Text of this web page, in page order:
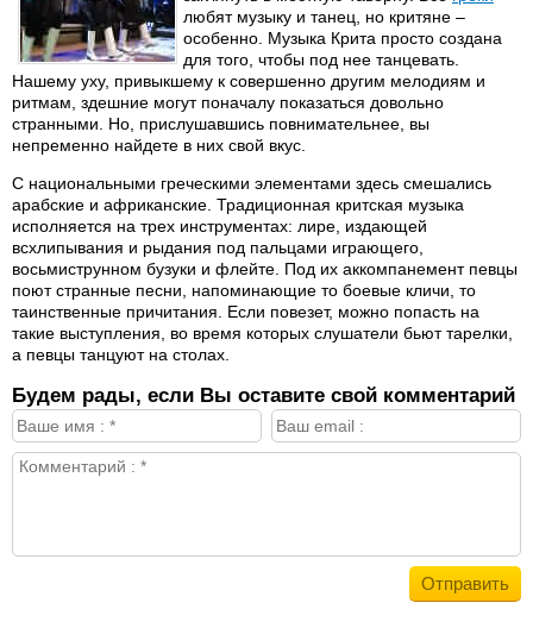
любят музыку и танец, но критяне –
особенно. Музыка Крита просто создана
для того, чтобы под нее танцевать.
Нашему уху, привыкшему к совершенно другим мелодиям и
ритмам, здешние могут поначалу показаться довольно
странными. Но, прислушавшись повнимательнее, вы
непременно найдете в них свой вкус.
С национальными греческими элементами здесь смешались
арабские и африканские. Традиционная критская музыка
исполняется на трех инструментах: лире, издающей
всхлипывания и рыдания под пальцами играющего,
восьмиструнном бузуки и флейте. Под их аккомпанемент певцы
поют странные песни, напоминающие то боевые кличи, то
таинственные причитания. Если повезет, можно попасть на
такие выступления, во время которых слушатели бьют тарелки,
а певцы танцуют на столах.
Будем рады, если Вы оставите свой комментарий